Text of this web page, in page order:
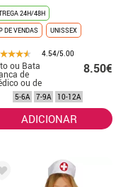
24H/48H
DE VENDAS
UNISSEX
4.54/5.00
ou Bata
de
ou de
para
8.50€
5-6A 7-9A 10-12A
ADICIONAR